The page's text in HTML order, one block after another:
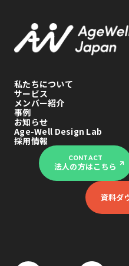
私たちについて
サービス
メンバー紹介
事例
お知らせ
Age-Well Design Lab
採用情報
CONTACT
法人の方はこちら
資料ダ